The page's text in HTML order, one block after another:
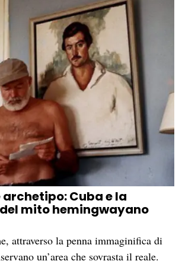
archetipo: Cuba e la
mito hemingwayano
attraverso la penna immaginifica di
un’area che sovrasta il reale.